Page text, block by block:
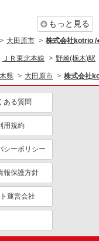
代～）活躍中
あり
もっと見る
大田原市 株式会社kotrio /
ＪＲ東北本線 野崎(栃木)駅
県 大田原市 株式会社
ある質問
用規約
シーポリシー
報保護方針
運営会社